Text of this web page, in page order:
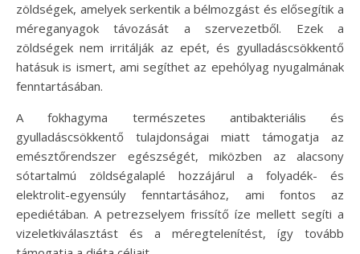
zöldségek, amelyek serkentik a bélmozgást és elősegítik a
méreganyagok távozását a szervezetből. Ezek a
zöldségek nem irritálják az epét, és gyulladáscsökkentő
hatásuk is ismert, ami segíthet az epehólyag nyugalmának
fenntartásában.
A fokhagyma természetes antibakteriális és
gyulladáscsökkentő tulajdonságai miatt támogatja az
emésztőrendszer egészségét, miközben az alacsony
sótartalmú zöldségalaplé hozzájárul a folyadék- és
elektrolit-egyensúly fenntartásához, ami fontos az
epediétában. A petrezselyem frissítő íze mellett segíti a
vizeletkiválasztást és a méregtelenítést, így tovább